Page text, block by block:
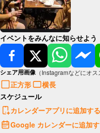
イベントをみんなに知らせよう
シェア用画像 （Instagramなどにオス
正方形
横長
スケジュール
カレンダーアプリに追加する
Google カレンダーに追加